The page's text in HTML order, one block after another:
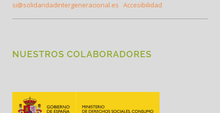
si@solidaridadintergeneracional.es Accesibilidad
NUESTROS COLABORADORES